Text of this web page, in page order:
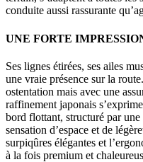
conduite aussi rassurante
UNE FORTE
Ses lignes étirées, ses ailes
une vraie présence sur la
ostentation mais avec une
raffinement japonais
bord flottant, structuré par
sensation d’espace et de
surpiqûres élégantes et
à la fois premium et